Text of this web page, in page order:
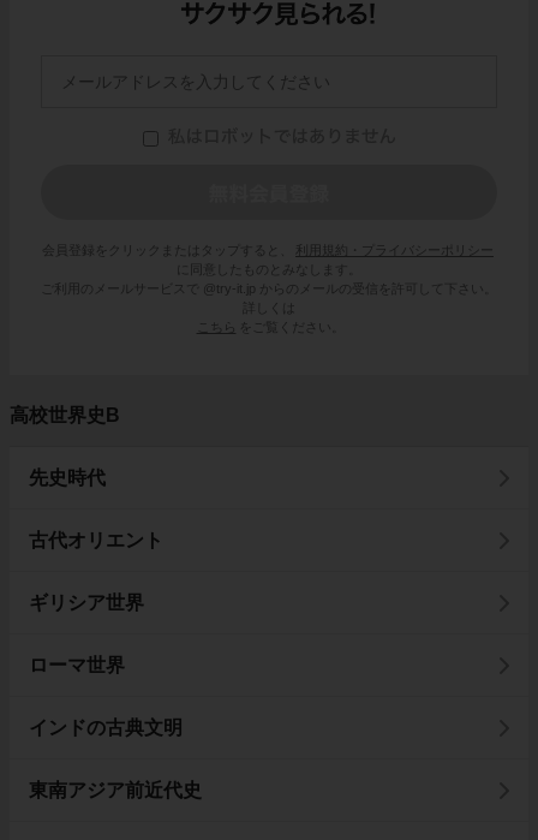
会員登録をクリックまたはタップすると、
利用規約・プライバシーポリシー
に同意したものとみなします。
ご利用のメールサービスで @try-it.jp からのメールの受信を許可して下さい。
詳しくは
こちら
をご覧ください。
高校世界史B
先史時代
古代オリエント
ギリシア世界
ローマ世界
インドの古典文明
東南アジア前近代史